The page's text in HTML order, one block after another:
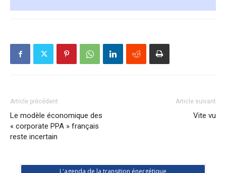
Article précédent
Le modèle économique des
« corporate PPA » français
reste incertain
Article suivant
Vite vu